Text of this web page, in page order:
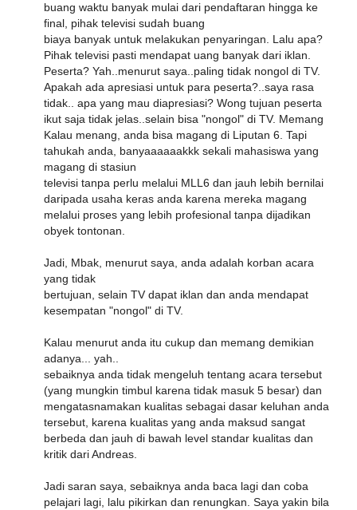
buang waktu banyak mulai dari pendaftaran hingga ke
final, pihak televisi sudah buang
biaya banyak untuk melakukan penyaringan. Lalu apa?
Pihak televisi pasti mendapat uang banyak dari iklan.
Peserta? Yah..menurut saya..paling tidak nongol di TV.
Apakah ada apresiasi untuk para peserta?..saya rasa
tidak.. apa yang mau diapresiasi? Wong tujuan peserta
ikut saja tidak jelas..selain bisa "nongol" di TV. Memang
Kalau menang, anda bisa magang di Liputan 6. Tapi
tahukah anda, banyaaaaaakkk sekali mahasiswa yang
magang di stasiun
televisi tanpa perlu melalui MLL6 dan jauh lebih bernilai
daripada usaha keras anda karena mereka magang
melalui proses yang lebih profesional tanpa dijadikan
obyek tontonan.
Jadi, Mbak, menurut saya, anda adalah korban acara
yang tidak
bertujuan, selain TV dapat iklan dan anda mendapat
kesempatan "nongol" di TV.
Kalau menurut anda itu cukup dan memang demikian
adanya... yah..
sebaiknya anda tidak mengeluh tentang acara tersebut
(yang mungkin timbul karena tidak masuk 5 besar) dan
mengatasnamakan kualitas sebagai dasar keluhan anda
tersebut, karena kualitas yang anda maksud sangat
berbeda dan jauh di bawah level standar kualitas dan
kritik dari Andreas.
Jadi saran saya, sebaiknya anda baca lagi dan coba
pelajari lagi, lalu pikirkan dan renungkan. Saya yakin bila